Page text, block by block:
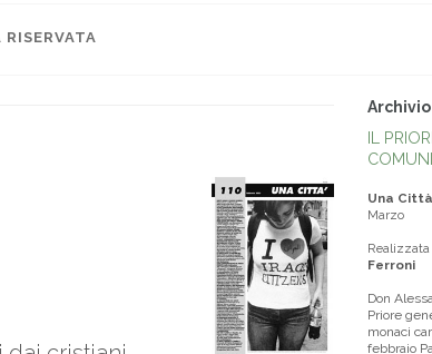
RISERVATA
Archivio
IL
Una Città
Marzo
Realizzata
Ferroni
Don
Priore
monaci
febbraio